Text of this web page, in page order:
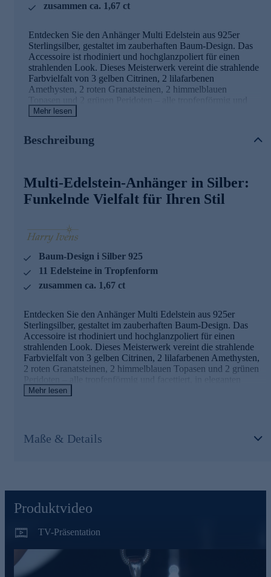
zusammen ca. 1,67 ct
Entdecken Sie den Anhänger Multi Edelstein aus 925er
Sterlingsilber, gestaltet im zauberhaften Baum-Design. Das
Accessoire ist rhodiniert und hochglanzpoliert für einen
strahlenden Look. Dieses Meisterwerk vereint die strahlende
Farbvielfalt von 3 gelben Citrinen, 2 lilafarbenen
Amethysten, 2 roten Granatsteinen, 2 himmelblauen
Topasen und 2 grünen Peridoten – alle tropfenförmig und
facettiert, in eleganten Krappenfassungen. Mit einem
einzigartigen Schmuckstück, das Ihre Persönlichkeit
Hinweis: Die abgebildete Kette ist nicht im Lieferumfang
enthalten. Eine passende Halskette zu diesem Anhänger
Eleganter Schmuck in geprüfter Qualität
Was die Qualität unserer Schmuckstücke angeht, gehen wir
keine Kompromisse ein. Aus diesem Grund werden unsere
Schmuckwaren von unserer Qualitätssicherung und seitens
des Lieferanten strengsten Prüfprozessen unterzogen. Unter
Konformität mit den Bestimmungen der Schweizer
Edelmetallkontrollgesetzgebung.
Jetzt online bestellen und Ihren Look erstrahlen lassen.
Mehr lesen
Beschreibung
Multi-Edelstein-Anhänger in Silber:
Funkelnde Vielfalt für Ihren Stil
Baum-Design i Silber 925
11 Edelsteine in Tropfenform
zusammen ca. 1,67 ct
Entdecken Sie den Anhänger Multi Edelstein aus 925er
Sterlingsilber, gestaltet im zauberhaften Baum-Design. Das
Accessoire ist rhodiniert und hochglanzpoliert für einen
strahlenden Look. Dieses Meisterwerk vereint die strahlende
Farbvielfalt von 3 gelben Citrinen, 2 lilafarbenen Amethysten,
2 roten Granatsteinen, 2 himmelblauen Topasen und 2 grünen
Peridoten – alle tropfenförmig und facettiert, in eleganten
Krappenfassungen. Mit einem Gesamtgewicht von ca. 1,67 ct
Luxus verleiht.
Eleganter Schmuck in geprüfter Qualität
keine Kompromisse ein. Aus diesem Grund werden unsere
Lieferanten strengsten Prüfprozessen unterzogen. Unter
anderem beinhalten unsere Prüfprozesse Prüfungen auf
Mehr lesen
Maße & Details
Produktvideo
TV-Präsentation